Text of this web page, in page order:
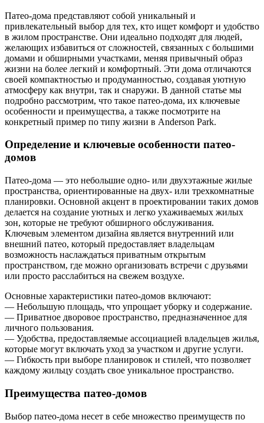
Патео-дома представляют собой уникальный и
привлекательный выбор для тех, кто ищет комфорт и удобство
в жилом пространстве. Они идеально подходят для людей,
желающих избавиться от сложностей, связанных с большими
домами и обширными участками, меняя привычный образ
жизни на более легкий и комфортный. Эти дома отличаются
своей компактностью и продуманностью, создавая уютную
атмосферу как внутри, так и снаружи. В данной статье мы
подробно рассмотрим, что такое патео-дома, их ключевые
особенности и преимущества, а также посмотрите на
конкретный пример по типу жизни в Anderson Park.
Определение и ключевые особенности патео-
домов
Патео-дома — это небольшие одно- или двухэтажные жилые
пространства, ориентированные на двух- или трехкомнатные
планировки. Основной акцент в проектировании таких домов
делается на создание уютных и легко ухаживаемых жилых
зон, которые не требуют обширного обслуживания.
Ключевым элементом дизайна является внутренний или
внешний патео, который предоставляет владельцам
возможность наслаждаться приватным открытым
пространством, где можно организовать встречи с друзьями
или просто расслабиться на свежем воздухе.
Основные характеристики патео-домов включают:
— Небольшую площадь, что упрощает уборку и содержание.
— Приватное дворовое пространство, предназначенное для
личного пользования.
— Удобства, предоставляемые ассоциацией владельцев жилья,
которые могут включать уход за участком и другие услуги.
— Гибкость при выборе планировок и стилей, что позволяет
каждому жильцу создать свое уникальное пространство.
Преимущества патео-домов
Выбор патео-дома несет в себе множество преимуществ по